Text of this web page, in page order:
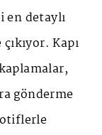
detaylı
Kapı
gönderme